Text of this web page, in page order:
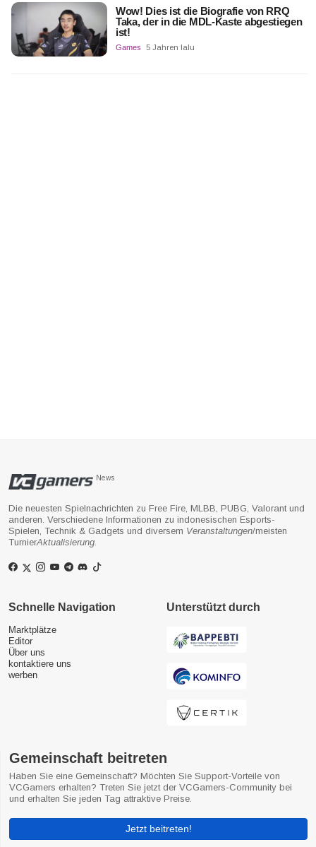
Wow! Dies ist die Biografie von RRQ
Taka, der in die MDL-Kaste abgestiegen
ist!
Games 5 Jahren lalu
News
Die neuesten Spielnachrichten zu Free Fire, MLBB, PUBG, Valorant und
anderen. Verschiedene Informationen zu indonesischen Esports-
Spielen, Technik & Gadgets und diversem Veranstaltungen/meisten
TurnierAktualisierung.
Schnelle Navigation
Marktplätze
Editor
Über uns
kontaktiere uns
werben
Unterstützt durch
Gemeinschaft beitreten
Haben Sie eine Gemeinschaft? Möchten Sie Support-Vorteile von
VCGamers erhalten? Treten Sie jetzt der VCGamers-Community bei
und erhalten Sie jeden Tag attraktive Preise.
Jetzt beitreten!